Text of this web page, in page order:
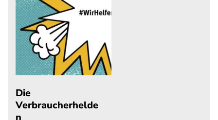
Die
Verbraucherhelde
n